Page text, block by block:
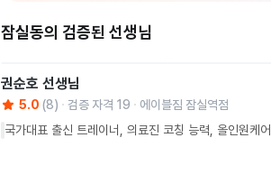
잠실동의 검증된 선생님
권순호 선생님
5.0 (8) 검증 자격 19
에이블짐 잠실역점
국가대표 출신 트레이너, 의료진 코칭 능력, 올인원케어